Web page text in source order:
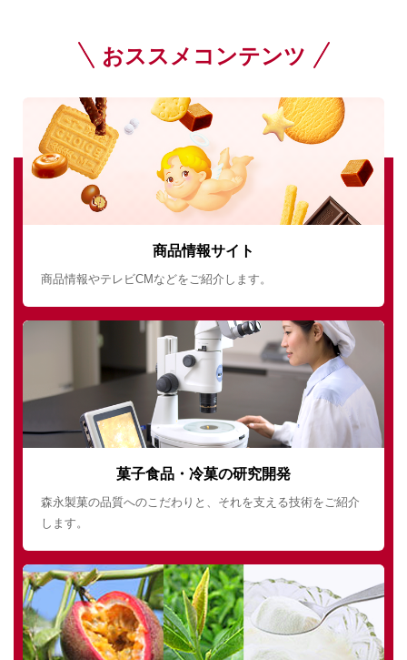
おススメコンテンツ
商品情報サイト
商品情報やテレビCMなどをご紹介します。
菓子食品・冷菓の研究開発
森永製菓の品質へのこだわりと、それを支える技術をご紹介
します。